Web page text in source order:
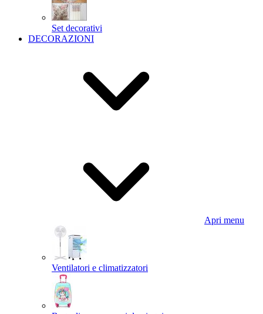
Set decorativi
DECORAZIONI
Apri menu
Ventilatori e climatizzatori